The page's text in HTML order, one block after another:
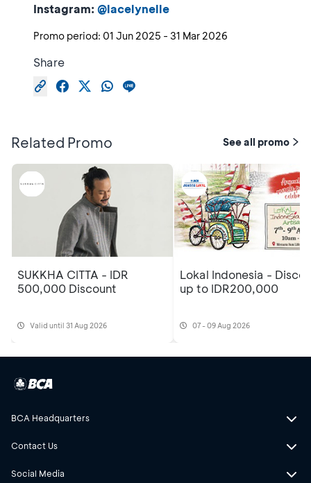
Instagram: @lacelynelle
Promo period: 01 Jun 2025 - 31 Mar 2026
Share
Related Promo See all promo
SUKKHA CITTA - IDR
500,000 Discount
Valid until 31 Aug 2026
Lokal Indonesia -
up to IDR200,000
07 - 09 Aug 2026
BCA Headquarters
Contact Us
Social Media